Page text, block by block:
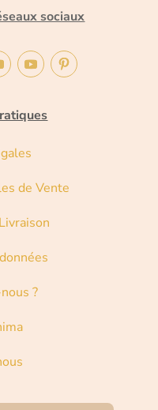
sociaux
de Vente
?